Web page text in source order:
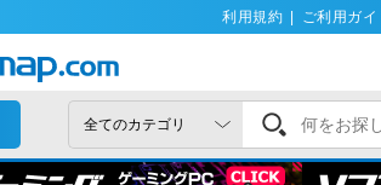
利用規約 ご利用ガイ